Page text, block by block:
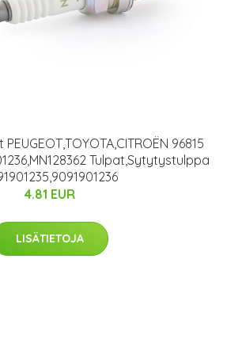
96815
Tulpat,Sytytystulppa
4.81 EUR
LISÄTIETOJA